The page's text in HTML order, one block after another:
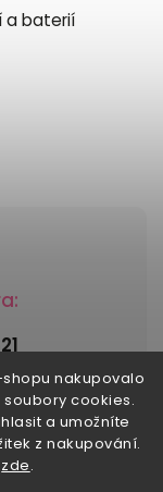
nakupovalo
cookies.
a umožníte
z nakupování.
zde.
a baterií